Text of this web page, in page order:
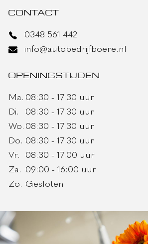
CONTACT
0348 561 442
info@autobedrijfboere.nl
OPENINGSTIJDEN
Ma. 08:30 - 17:30 uur
Di.
08:30 - 17:30 uur
Wo. 08:30 - 17:30 uur
Do. 08:30 - 17:30 uur
Vr.
08:30 - 17:00 uur
Za. 09:00 - 16:00 uur
Zo. Gesloten